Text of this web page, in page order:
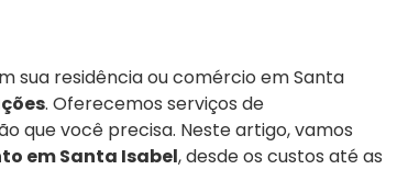
sua residência ou comércio em Santa
. Oferecemos serviços de
que você precisa. Neste artigo, vamos
em Santa Isabel, desde os custos até as